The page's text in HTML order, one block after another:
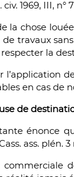
1969, III, n°
la chose
travaux
la
l’application
en cas de
de
énonce
ass. plén. 3